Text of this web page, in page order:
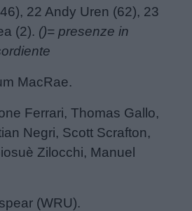
22 Andy Uren (62), 23
(2). ()= presenze in
MacRae.
Ferrari, Thomas Gallo,
Negri, Scott Scrafton,
Zilocchi, Manuel
(WRU).